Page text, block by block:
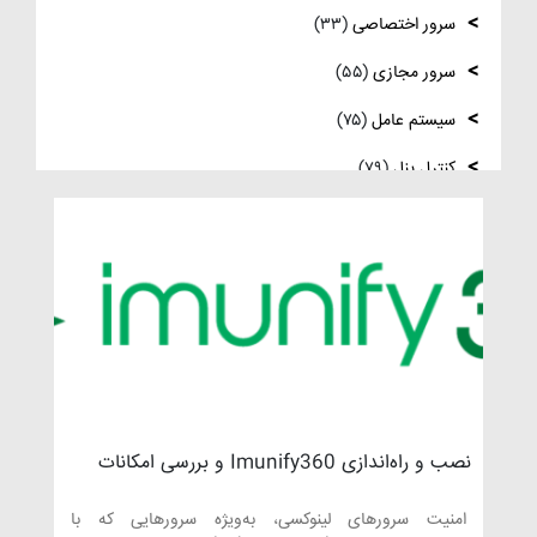
Windows Server
سرور اختصاصی(۳۳)
سرور مجازی(۵۵)
سیستم عامل(۷۵)
کنترل پنل (۷۹)
مدیریت سرور(۸۴)
مقالات عمومی
هاست(۳۹)
ویدئو آموزشی(۱۵)
نصب و راه‌اندازی Imunify360 و بررسی امکانات
امنیتی آن در سی‌پنل
امنیت سرورهای لینوکسی، به‌ویژه سرورهایی که با